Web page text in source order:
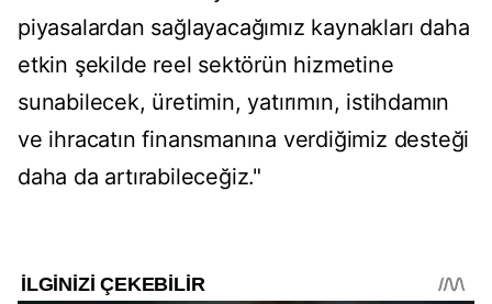
piyasalardan sağlayacağımız kaynakları daha
etkin şekilde reel sektörün hizmetine
sunabilecek, üretimin, yatırımın, istihdamın
ve ihracatın finansmanına verdiğimiz desteği
daha da artırabileceğiz."